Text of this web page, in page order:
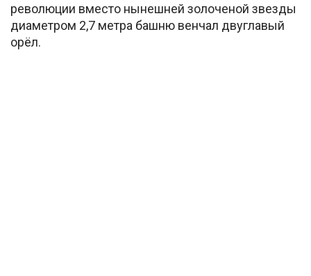
революции вместо нынешней золоченой звезды
диаметром 2,7 метра башню венчал двуглавый
орёл.